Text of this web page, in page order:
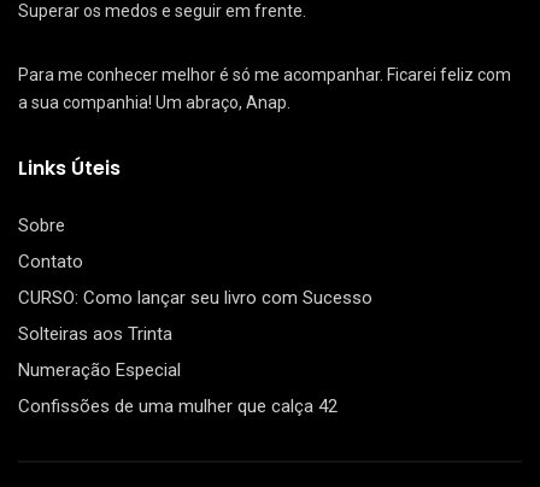
Superar os medos e seguir em frente.
Para me conhecer melhor é só me acompanhar. Ficarei feliz com
a sua companhia! Um abraço, Anap.
Links Úteis
Sobre
Contato
CURSO: Como lançar seu livro com Sucesso
Solteiras aos Trinta
Numeração Especial
Confissões de uma mulher que calça 42